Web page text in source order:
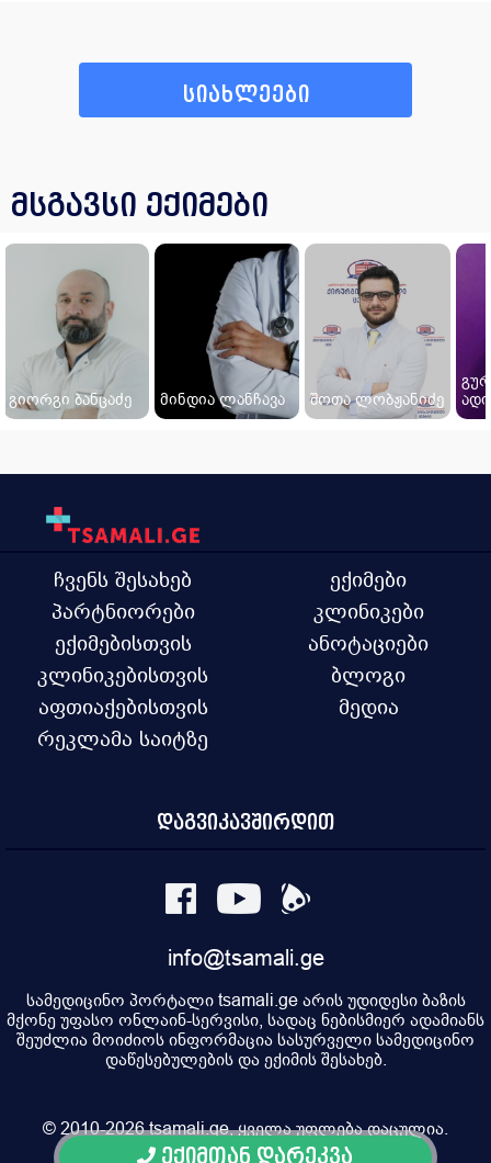
ექიმთან დარეკვა
სიახლეები
მსგავსი ექიმები
გიორგი ბანცაძე მინდია ლანჩავა შოთა ლობჟანიძე
ჩვენს შესახებ
პარტნიორები
ექიმებისთვის
კლინიკებისთვის
აფთიაქებისთვის
რეკლამა საიტზე
ექიმები
კლინიკები
ანოტაციები
ბლოგი
მედია
დაგვიკავშირდით
info@tsamali.ge
სამედიცინო პორტალი tsamali.ge არის უდიდესი ბაზის
მქონე უფასო ონლაინ-სერვისი, სადაც ნებისმიერ ადამიანს
შეუძლია მოიძიოს ინფორმაცია სასურველი სამედიცინო
დაწესებულების და ექიმის შესახებ.
© 2010-2026 tsamali.ge, ყველა უფლება დაცულია.